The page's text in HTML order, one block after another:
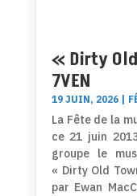
« Dirty
7VEN
19 JUIN, 2026|
La Fête de la
ce 21 juin
groupe le
« Dirty Old
par Ewan